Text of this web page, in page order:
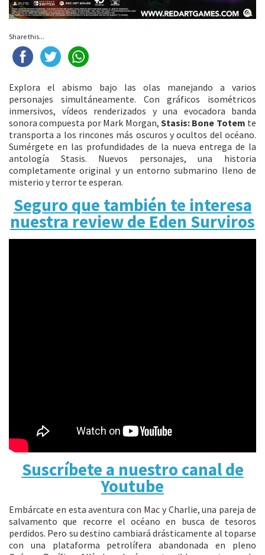
Share this...
Explora el abismo bajo las olas manejando a varios
personajes simultáneamente. Con gráficos isométricos
inmersivos, vídeos renderizados y una evocadora banda
sonora compuesta por Mark Morgan, Stasis: Bone Totem te
transporta a los rincones más oscuros y ocultos del océano.
Sumérgete en las profundidades de la nueva entrega de la
antología Stasis. Nuevos personajes, una historia
completamente original y un entorno submarino lleno de
misterio y terror te esperan.
Seguro que también te interesa
nuestra review de Eden Surviros
Suscríbete a nuestro canal de
Youtube
Embárcate en esta aventura con Mac y Charlie, una pareja de
salvamento que recorre el océano en busca de tesoros
perdidos. Pero su destino cambiará drásticamente al toparse
con una plataforma petrolífera abandonada en pleno